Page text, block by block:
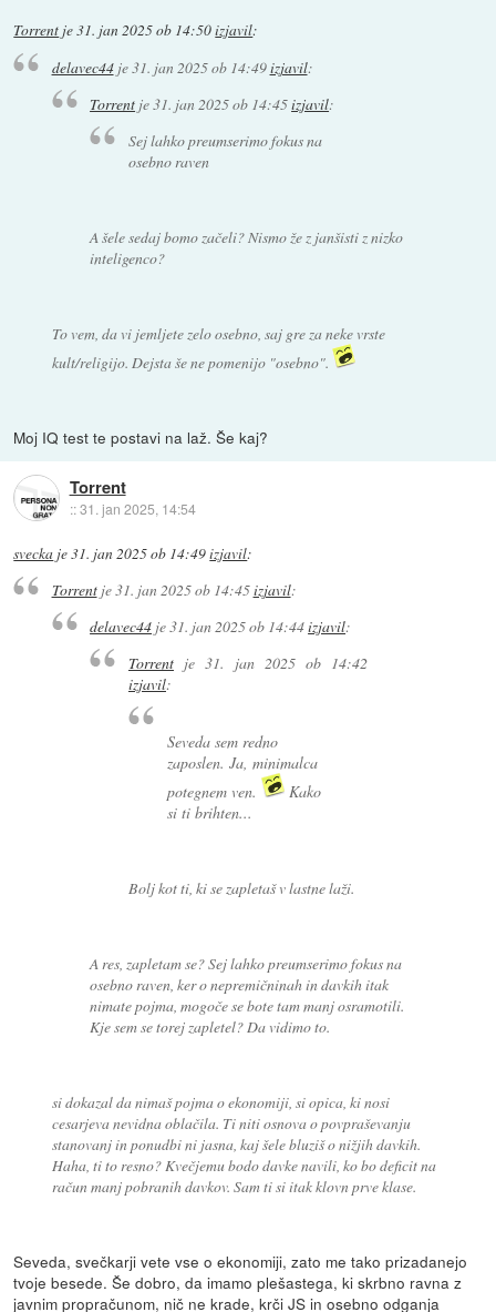
Torrent je31. jan 2025 ob 14:50izjavil:
delavec44je31. jan 2025 ob 14:49izjavil:
Torrent je31. jan 2025 ob 14:45izjavil:
Sej lahko preumserimo fokus na
osebno raven
A šele sedaj bomo začeli? Nismo že z janšisti z nizko
inteligenco?
To vem, da vi jemljete zelo osebno, saj gre za neke vrste
kult/religijo. Dejsta še ne pomenijo "osebno".
Moj IQ test te postavi na laž. Še kaj?
Torrent
::31. jan 2025, 14:54
svecka je31. jan 2025 ob 14:49izjavil:
Torrentje31. jan 2025 ob 14:45izjavil:
delavec44 je31. jan 2025 ob 14:44izjavil:
Torrentje31. jan 2025 ob 14:42
izjavil:
Seveda sem redno
zaposlen. Ja, minimalca
potegnem ven.
Kako
si ti brihten...
Bolj kot ti, ki se zapletaš v lastne laži.
A res, zapletam se? Sej lahko preumserimo fokus na
osebno raven, ker o nepremičninah in davkih itak
nimate pojma, mogoče se bote tam manj osramotili.
Kje sem se torej zapletel? Da vidimo to.
si dokazal da nimaš pojma o ekonomiji, si opica, ki nosi
cesarjeva nevidna oblačila. Ti niti osnova o povpraševanju
stanovanj in ponudbi ni jasna, kaj šele bluziš o nižjih davkih.
Haha, ti to resno? Kvečjemu bodo davke navili, ko bo deficit na
račun manj pobranih davkov. Sam ti si itak klovn prve klase.
Seveda, svečkarji vete vse o ekonomiji, zato me tako prizadanejo
tvoje besede. Še dobro, da imamo plešastega, ki skrbno ravna z
javnim propračunom, nič ne krade, krči JS in osebno odganja